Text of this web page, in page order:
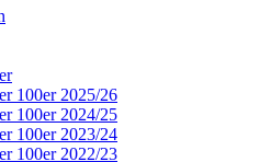
100er 2025/26
100er 2024/25
100er 2023/24
100er 2022/23